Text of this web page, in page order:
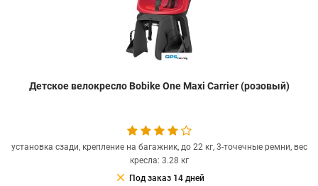
Детское велокресло Bobike One Maxi Carrier (розовый)
установка сзади, крепление на багажник, до 22 кг, 3-точечные ремни, вес
кресла: 3.28 кг
clear Под заказ 14 дней